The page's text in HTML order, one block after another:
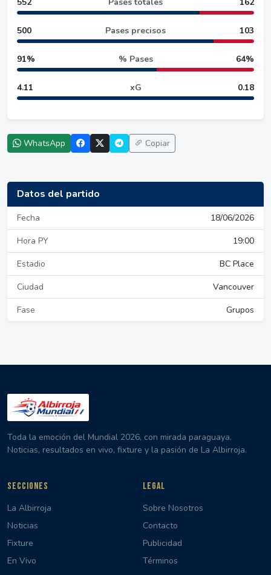
500 Pases precisos 103
91% % Pases 64%
4.11 xG 0.18
WhatsApp Copiar
Datos del partido
Fecha
18/06/2026
Hora PY
19:00
Estadio
BC Place
Ciudad
Vancouver
Fase
Grupos
Toda la emoción del Mundial 2026, con mirada paraguaya.
Noticias, resultados en vivo, fixture y la pasión de La Albirroja.
SECCIONES
La Albirroja
Noticias
Fixture
En Vivo
LEGAL
Sobre Nosotros
Contacto
Publicidad
Términos